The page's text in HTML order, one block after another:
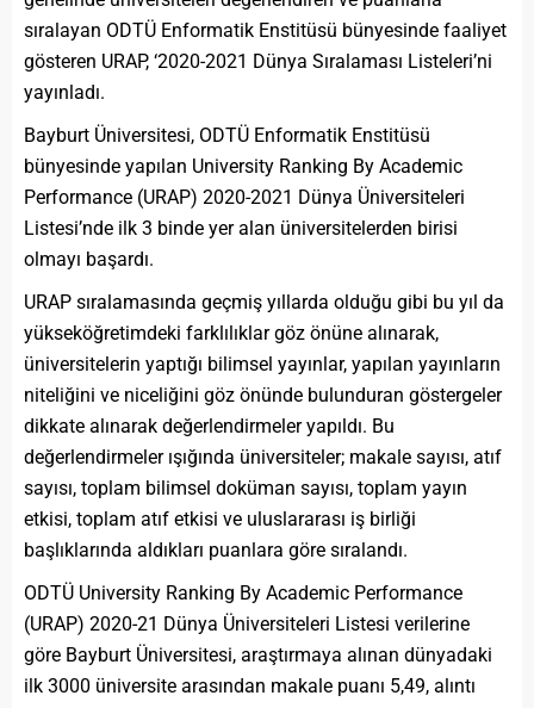
sıralayan ODTÜ Enformatik Enstitüsü bünyesinde faaliyet
gösteren URAP, ‘2020-2021 Dünya Sıralaması Listeleri’ni
yayınladı.
Bayburt Üniversitesi, ODTÜ Enformatik Enstitüsü
bünyesinde yapılan University Ranking By Academic
Performance (URAP) 2020-2021 Dünya Üniversiteleri
Listesi’nde ilk 3 binde yer alan üniversitelerden birisi
olmayı başardı.
URAP sıralamasında geçmiş yıllarda olduğu gibi bu yıl da
yükseköğretimdeki farklılıklar göz önüne alınarak,
üniversitelerin yaptığı bilimsel yayınlar, yapılan yayınların
niteliğini ve niceliğini göz önünde bulunduran göstergeler
dikkate alınarak değerlendirmeler yapıldı. Bu
değerlendirmeler ışığında üniversiteler; makale sayısı, atıf
sayısı, toplam bilimsel doküman sayısı, toplam yayın
etkisi, toplam atıf etkisi ve uluslararası iş birliği
başlıklarında aldıkları puanlara göre sıralandı.
ODTÜ University Ranking By Academic Performance
(URAP) 2020-21 Dünya Üniversiteleri Listesi verilerine
göre Bayburt Üniversitesi, araştırmaya alınan dünyadaki
ilk 3000 üniversite arasından makale puanı 5,49, alıntı